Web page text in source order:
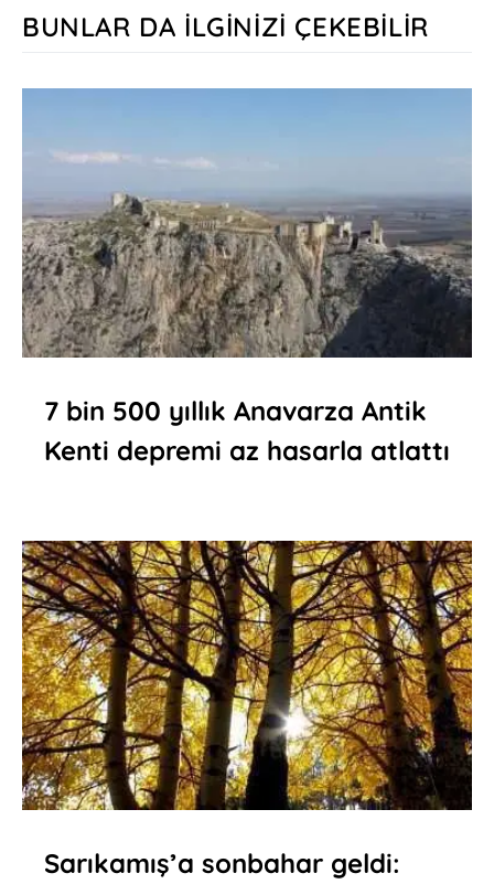
BUNLAR DA İLGINIZI ÇEKEBILIR
7 bin 500 yıllık Anavarza Antik
Kenti depremi az hasarla atlattı
Sarıkamış’a sonbahar geldi: